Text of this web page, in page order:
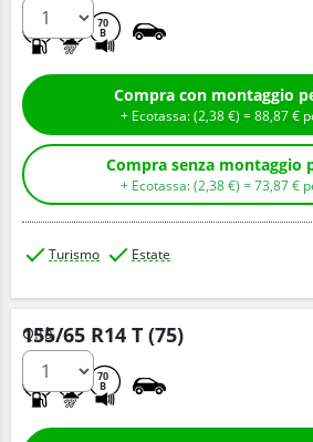
70
B
+ Ecotassa: (2,38€ ) =88,87€
+ Ecotassa: (2,38€ ) =73,87€
Turismo Estate
155/65 R14 T (75)
70
B
Q.tà